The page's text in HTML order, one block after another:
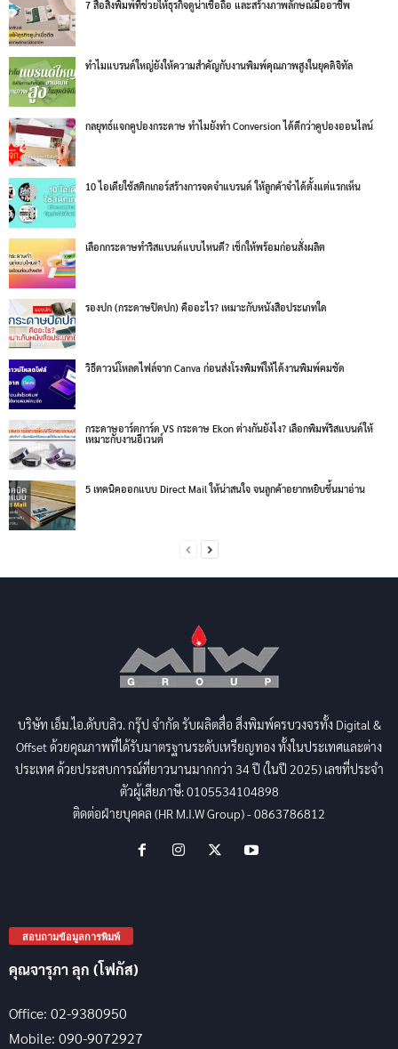
7 สื่อสิ่งพิมพ์ที่ช่วยให้ธุรกิจดูน่าเชื่อถือ และสร้างภาพลักษณ์มืออาชีพ
ทำไมแบรนด์ใหญ่ยังให้ความสำคัญกับงานพิมพ์คุณภาพสูงในยุคดิจิทัล
กลยุทธ์แจกคูปองกระดาษ ทำไมยังทำ Conversion ได้ดีกว่าคูปองออนไลน์
10 ไอเดียใช้สติกเกอร์สร้างการจดจำแบรนด์ ให้ลูกค้าจำได้ตั้งแต่แรกเห็น
เลือกกระดาษทำริสแบนด์แบบไหนดี? เช็กให้พร้อมก่อนสั่งผลิต
รองปก (กระดาษปิดปก) คืออะไร? เหมาะกับหนังสือประเภทใด
วิธีดาวน์โหลดไฟล์จาก Canva ก่อนส่งโรงพิมพ์ให้ได้งานพิมพ์คมชัด
กระดาษอาร์ตการ์ด VS กระดาษ Ekon ต่างกันยังไง? เลือกพิมพ์ริสแบนด์ให้
เหมาะกับงานอีเวนต์
5 เทคนิคออกแบบ Direct Mail ให้น่าสนใจ จนลูกค้าอยากหยิบขึ้นมาอ่าน
บริษัท เอ็ม.ไอ.ดับบลิว. กรุ๊ป จำกัด รับผลิตสื่อ สิ่งพิมพ์ครบวงจรทั้ง Digital &
Offset ด้วยคุณภาพที่ได้รับมาตรฐานระดับเหรียญทอง ทั้งในประเทศและต่าง
ประเทศ ด้วยประสบการณ์ที่ยาวนานมากกว่า 34 ปี (ในปี 2025) เลขที่ประจำ
ตัวผู้เสียภาษี: 0105534104898
ติดต่อฝ่ายบุคคล (HR M.I.W Group) - 0863786812
สอบถามข้อมูลการพิมพ์
คุณจารุภา ลุก (โฟกัส)
Office: 02-9380950
Mobile: 090-9072927